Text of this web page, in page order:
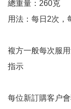
總重量：260克
用法：每日2次，
複方一般每次服
指示
每位新訂購客户